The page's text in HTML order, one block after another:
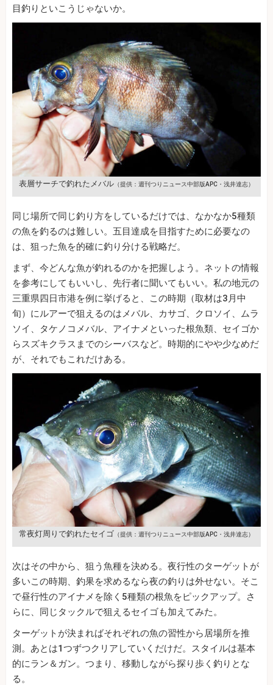
目釣りといこうじゃないか。
表層サーチで釣れたメバル （提供：週刊つりニュース中部版APC・浅井達志）
同じ場所で同じ釣り方をしているだけでは、なかなか5種類
の魚を釣るのは難しい。五目達成を目指すために必要なの
は、狙った魚を的確に釣り分ける戦略だ。
まず、今どんな魚が釣れるのかを把握しよう。ネットの情報
を参考にしてもいいし、先行者に聞いてもいい。私の地元の
三重県四日市港を例に挙げると、この時期（取材は3月中
旬）にルアーで狙えるのはメバル、カサゴ、クロソイ、ムラ
ソイ、タケノコメバル、アイナメといった根魚類、セイゴか
らスズキクラスまでのシーバスなど。時期的にやや少なめだ
が、それでもこれだけある。
常夜灯周りで釣れたセイゴ （提供：週刊つりニュース中部版APC・浅井達志）
次はその中から、狙う魚種を決める。夜行性のターゲットが
多いこの時期、釣果を求めるなら夜の釣りは外せない。そこ
で昼行性のアイナメを除く5種類の根魚をピックアップ。さ
らに、同じタックルで狙えるセイゴも加えてみた。
ターゲットが決まればそれぞれの魚の習性から居場所を推
測。あとは1つずつクリアしていくだけだ。スタイルは基本
的にラン＆ガン。つまり、移動しながら探り歩く釣りとな
る。